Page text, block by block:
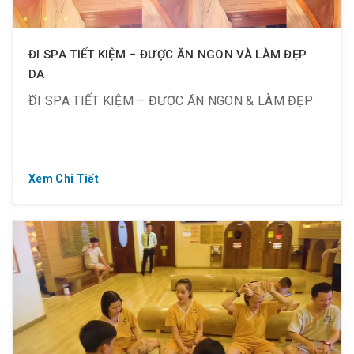
ĐI SPA TIẾT KIỆM – ĐƯỢC ĂN NGON VÀ LÀM ĐẸP
DA
ĐI SPA TIẾT KIỆM – ĐƯỢC ĂN NGON & LÀM ĐẸP
? Dành cho những ai yêu làm đẹp và đam mê với ẩm
? Đến spa xông hơi Hàn Quốc chăm sóc da,
massage chăm sóc cơ thể, ăn ngon tại nhà hàng
Mr.BBQ của Golden Lotus.
Xem Chi Tiết